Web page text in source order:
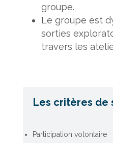
groupe.
Le groupe est
sorties
travers les
Les critères de
Participation volontaire